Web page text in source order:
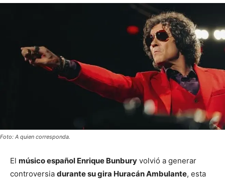
Foto: A quien corresponda.
El músico español Enrique Bunbury volvió a generar
controversia durante su gira Huracán Ambulante, esta